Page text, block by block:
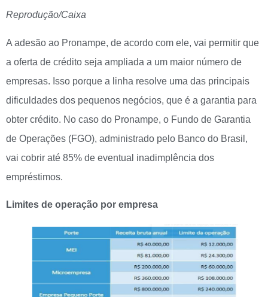
Reprodução/Caixa
A adesão ao Pronampe, de acordo com ele, vai permitir que
a oferta de crédito seja ampliada a um maior número de
empresas. Isso porque a linha resolve uma das principais
dificuldades dos pequenos negócios, que é a garantia para
obter crédito. No caso do Pronampe, o Fundo de Garantia
de Operações (FGO), administrado pelo Banco do Brasil,
vai cobrir até 85% de eventual inadimplência dos
empréstimos.
Limites de operação por empresa